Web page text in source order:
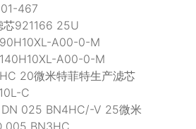
467
芯921166 25U
A00-0-M
A00-0-M
20微米特菲特生产滤芯
C
025 BN4HC/-V 25微米
005 BN3HC